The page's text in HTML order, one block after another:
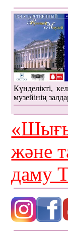
Күнделікті,
музейінің
және